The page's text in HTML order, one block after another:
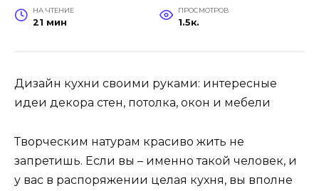
НА ЧТЕНИЕ
21 мин
ПРОСМОТРОВ
1.5к.
Дизайн кухни своими руками: интересные
идеи декора стен, потолка, окон и мебели
Творческим натурам красиво жить не
запретишь. Если вы – именно такой человек, и
у вас в распоряжении целая кухня, вы вполне